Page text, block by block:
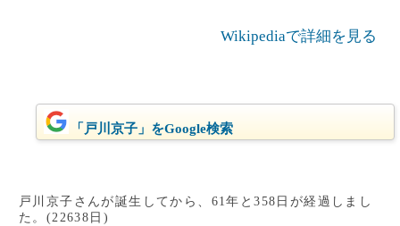
Wikipediaで詳細を見る
「戸川京子」をGoogle検索
戸川京子さんが誕生してから、61年と358日が経過しまし
た。(22638日)